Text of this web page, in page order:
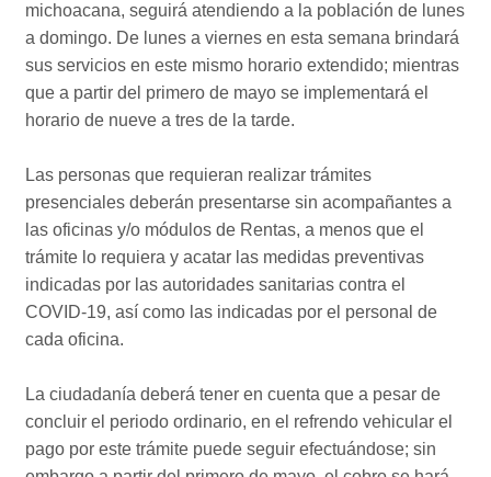
michoacana, seguirá atendiendo a la población de lunes
a domingo. De lunes a viernes en esta semana brindará
sus servicios en este mismo horario extendido; mientras
que a partir del primero de mayo se implementará el
horario de nueve a tres de la tarde.
Las personas que requieran realizar trámites
presenciales deberán presentarse sin acompañantes a
las oficinas y/o módulos de Rentas, a menos que el
trámite lo requiera y acatar las medidas preventivas
indicadas por las autoridades sanitarias contra el
COVID-19, así como las indicadas por el personal de
cada oficina.
La ciudadanía deberá tener en cuenta que a pesar de
concluir el periodo ordinario, en el refrendo vehicular el
pago por este trámite puede seguir efectuándose; sin